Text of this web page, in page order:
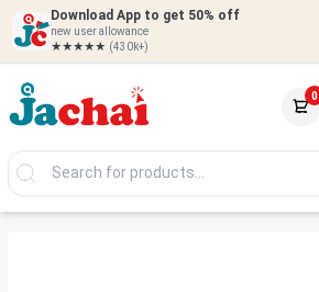
Download App to get 50% off
new user allowance
★★★★★ (430k+)
0